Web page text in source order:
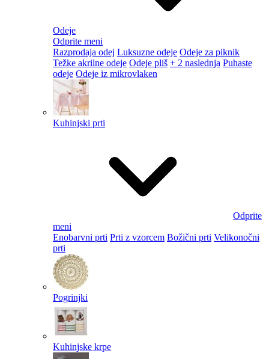
Odeje
Odprite meni
Razprodaja odej Luksuzne odeje Odeje za piknik
Težke akrilne odeje Odeje pliš + 2 naslednja Puhaste
odeje Odeje iz mikrovlaken
Kuhinjski prti
Odprite
meni
Enobarvni prti Prti z vzorcem Božični prti Velikonočni
prti​
Pogrinjki
Kuhinjske krpe